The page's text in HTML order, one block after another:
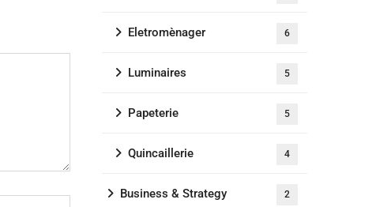
Eletromènager 6
Luminaires 5
Papeterie 5
Quincaillerie 4
Business & Strategy 2